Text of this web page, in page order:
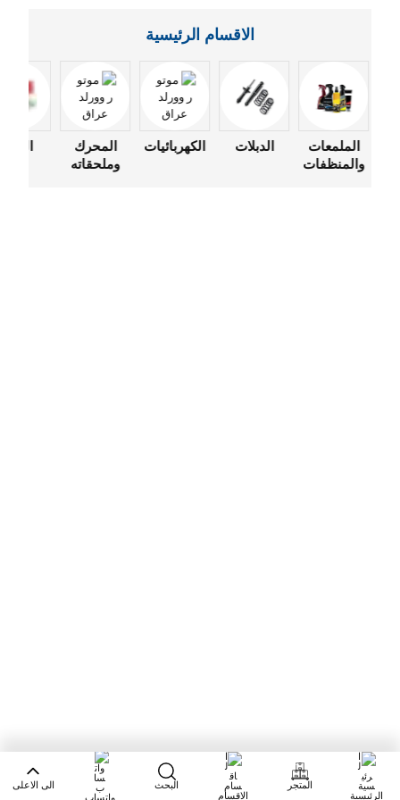
الاقسام الرئيسية
الملمعات
والمنظفات
الدبلات الكهربائيات
المحرك
وملحقاته
الرئيسية
المتجر
الاقسام
البحث
واتساب
الى الاعلى